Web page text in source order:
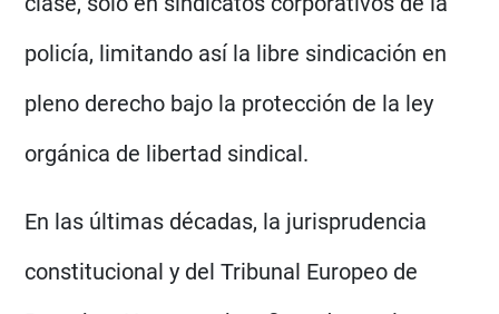
policía, limitando así la libre sindicación en
pleno derecho bajo la protección de la ley
orgánica de libertad sindical.
En las últimas décadas, la jurisprudencia
constitucional y del Tribunal Europeo de